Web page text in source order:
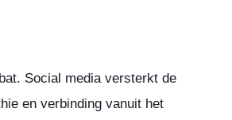
Social media versterkt de
en verbinding vanuit het